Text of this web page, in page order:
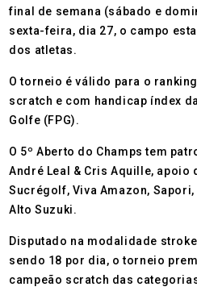
final de semana (sábado e
sexta-feira, dia 27, o campo
dos atletas.
O torneio é válido para o
scratch e com handicap índex
Golfe (FPG).
O 5º Aberto do Champs tem
André Leal & Cris Aquille, apoio
Sucrégolf, Viva Amazon, Sapori,
Alto Suzuki.
Disputado na modalidade
sendo 18 por dia, o torneio
campeão scratch das